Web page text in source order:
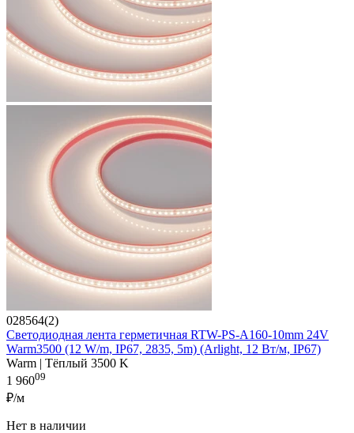
028564(2)
Светодиодная лента герметичная RTW-PS-A160-10mm 24V
Warm3500 (12 W/m, IP67, 2835, 5m) (Arlight, 12 Вт/м, IP67)
Warm | Тёплый 3500 K
1 96009
₽/м
Нет в наличии